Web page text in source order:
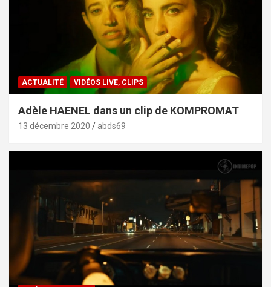
ACTUALITÉ VIDÉOS LIVE, CLIPS
Adèle HAENEL dans un clip de KOMPROMAT
13 décembre 2020 abds69